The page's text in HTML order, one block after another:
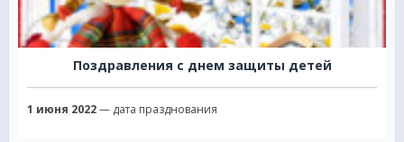
Поздравления с днем защиты детей
1 июня 2022— дата празднования